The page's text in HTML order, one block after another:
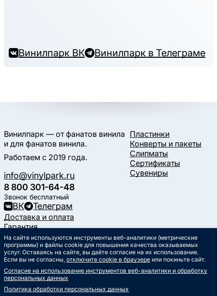
Винилпарк ВК Винилпарк в Телеграме
Винилпарк — от фанатов винила
и для фанатов винила.
Работаем с 2019 года.
info@vinylpark.ru
8 800 301-64-48
Звонок бесплатный
ВК Телеграм
Пластинки
Конверты и пакеты
Слипматы
Сертификаты
Сувениры
Доставка и оплата
Гарантия
Контакты
Статьи
Музыкальный календарь
Документы
Публичная оферта
Политика обработки
На сайте используются инструменты веб-аналитики (метрические
программы) и файлы cookie для повышения качества оказываемых
услуг. Оставаясь на сайте, вы даёте согласие на их использование.
Если вы не согласны, отключите cookie в браузере или покиньте сайт.
Согласие на использование инструментов веб-аналитики и обработку
персональных данных
Политика обработки персональных данных